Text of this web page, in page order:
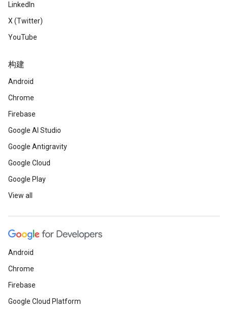
LinkedIn
X (Twitter)
YouTube
构建
Android
Chrome
Firebase
Google AI Studio
Google Antigravity
Google Cloud
Google Play
View all
Android
Chrome
Firebase
Google Cloud Platform